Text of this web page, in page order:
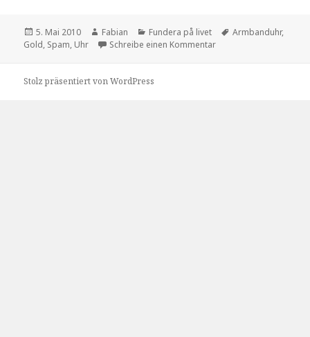
Veröffentlicht
am
5. Mai 2010 Autor
Fabian Kategorien
Fundera på livet Schlagwörter
Armbanduhr,
Gold, Spam, Uhr Schreibe einen Kommentarzu Spam-Philosophie
Stolz präsentiert von WordPress